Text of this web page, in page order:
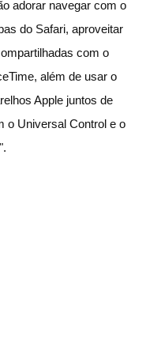
adorar navegar com o
do Safari, aproveitar
com o
além de usar o
Apple juntos de
o Universal Control e o